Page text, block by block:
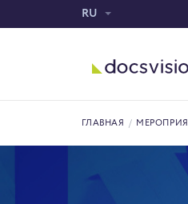
RU
ГЛАВНАЯ /